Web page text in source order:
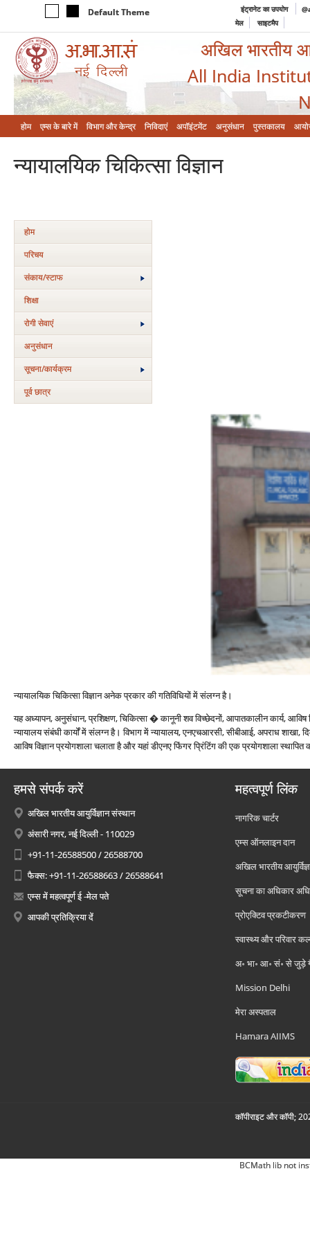
Default Theme इंट्रानेट का उपयोग
मेल
साइटमैप
अखिल भारतीय
All India
होम एम्‍स के बारे में विभाग और केन्‍द्र निविदाएं अपॉइंटमेंट अनुसंधान पुस्तकालय
न्‍यायालयिक चिकित्‍सा विज्ञान
होम
परिचय
संकाय/स्‍टाफ
शिक्षा
रोगी सेवाएं
अनुसंधान
सूचना/कार्यक्रम
पूर्व छात्र
न्‍यायालयिक चिकित्‍सा विज्ञान अनेक प्रकार की गतिविधियों में संलग्‍न है।
यह अध्‍यापन, अनुसंधान, प्रशिक्षण, चिकित्‍सा � कानूनी शव विच्‍छेदनों, आपातकालीन कार्य, आविष
न्‍यायालय संबंधी कार्यों में संलग्‍न है। विभाग में न्‍यायालय, एनएचआरसी, सीबीआई, अपराध
आविष विज्ञान प्रयोगशाला चलाता है और यहां डीएनए फिंगर प्रिंटिंग की एक प्रयोगशाला
हमसे संपर्क करें
अखिल भारतीय आयुर्विज्ञान संस्थान
अंसारी नगर, नई दिल्ली - 110029
+91-11-26588500 / 26588700
फैक्स: +91-11-26588663 / 26588641
एम्स में महत्वपूर्ण ई -मेल पते
आपकी प्रतिक्रिया दें
महत्वपूर्ण लिंक
नागरिक चार्टर
एम्स ऑनलाइन दान
अखिल भारतीय
सूचना का अधिकार
प्रोएक्टिव प्रकटीकरण
स्वास्थ्य और परिवार
अ॰ भा॰ आ॰ सं॰ से जुड़े
Mission Delhi
मेरा अस्पताल
Hamara AIIMS
कॉपीराइट और कॉपी;
BCMath lib not